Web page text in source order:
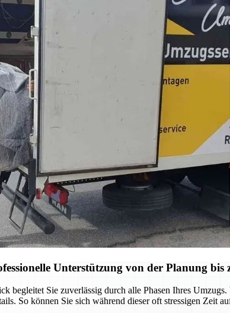
Unterstützung von der Planung
begleitet Sie zuverlässig durch alle Phasen Ihres
So können Sie sich während dieser oft stressigen Zeit